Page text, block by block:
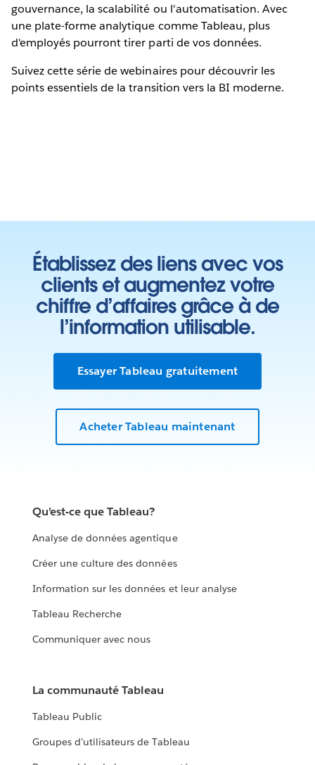
gouvernance, la scalabilité ou l'automatisation. Avec
une plate-forme analytique comme Tableau, plus
d'employés pourront tirer parti de vos données.
Suivez cette série de webinaires pour découvrir les
points essentiels de la transition vers la BI moderne.
Établissez des liens avec vos
clients et augmentez votre
chiffre d’affaires grâce à de
l’information utilisable.
Essayer Tableau gratuitement
Acheter Tableau maintenant
Qu’est-ce que Tableau?
Analyse de données agentique
Créer une culture des données
Information sur les données et leur analyse
Tableau Recherche
Communiquer avec nous
La communauté Tableau
Tableau Public
Groupes d’utilisateurs de Tableau